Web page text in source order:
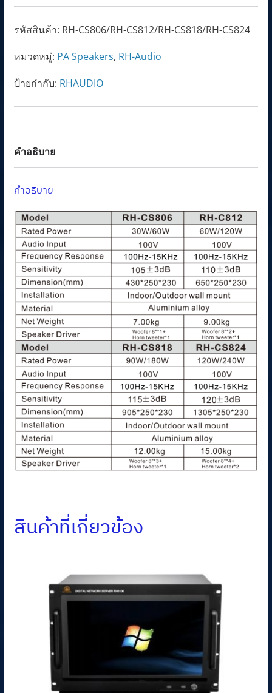
รหัสสินค้า: RH-CS806/RH-CS812/RH-CS818/RH-CS824
หมวดหมู่: PA Speakers, RH-Audio
ป้ายกำกับ: RHAUDIO
คำอธิบาย
คำอธิบาย
สินค้าที่เกี่ยวข้อง